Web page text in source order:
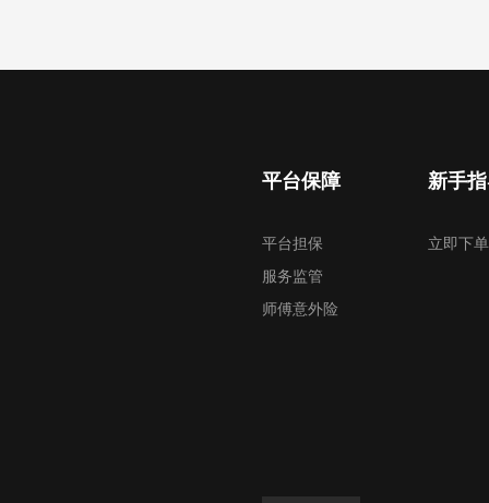
平台保障
平台担保
服务监管
师傅意外险
新手
立即下单